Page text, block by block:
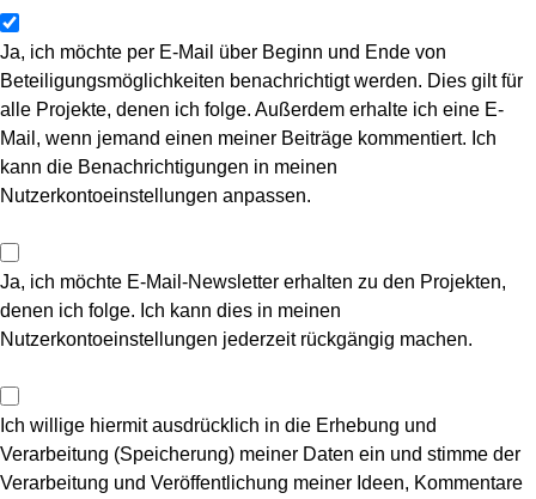
Ja, ich möchte per E-Mail über Beginn und Ende von
Beteiligungsmöglichkeiten benachrichtigt werden. Dies gilt für
alle Projekte, denen ich folge. Außerdem erhalte ich eine E-
Mail, wenn jemand einen meiner Beiträge kommentiert. Ich
kann die Benachrichtigungen in meinen
Nutzerkontoeinstellungen anpassen.
Ja, ich möchte E-Mail-Newsletter erhalten zu den Projekten,
denen ich folge. Ich kann dies in meinen
Nutzerkontoeinstellungen jederzeit rückgängig machen.
Ich willige hiermit ausdrücklich in die Erhebung und
Verarbeitung (Speicherung) meiner Daten ein und stimme der
Verarbeitung und Veröffentlichung meiner Ideen, Kommentare